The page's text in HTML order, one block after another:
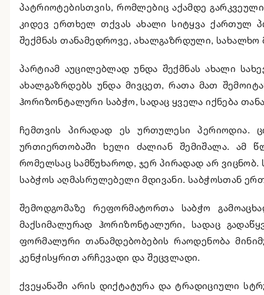
პატრიოტებისთვის, რომლებიც აქამდე
კიდევ ერთხელ თქვას ახალი სიტყვა ქართულ
შექმნას თანამედროვე, ახალგაზრდული, სახალხო
პარტიამ აუცილებლად უნდა შექმნას ახალი
ახალგაზრდებს უნდა მივცეთ, რათა მათ
ჰორიზონტალური საბჭო, სადაც ყველა იქნება
ჩემთვის პირადად ეს ურთულესი პერიოდია.
ურთიერთობაში ხელი ძალიან შემიშალა. ამ
რომელსაც სამწუხაროდ, ჯერ პირადად არ
საბჭოს აღმასრულებელი მდივანი. საბჭოსთან
შემოდგომაზე რეფორმატორთა საბჭო
მაქსიმალურად ჰორიზონტალური, სადაც
ფორმალური თანამდებობების რაოდენობა
კენჭისყრით არჩევადი და შეცვლადი.
ქვეყანაში არის დიქტატურა და ტრადიციული